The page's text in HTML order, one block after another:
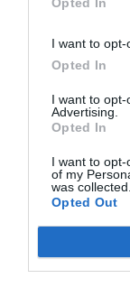
I want to opt-
Opted In
I want to
Advertising.
Opted In
I want to
of my
was collected.
Opted Out